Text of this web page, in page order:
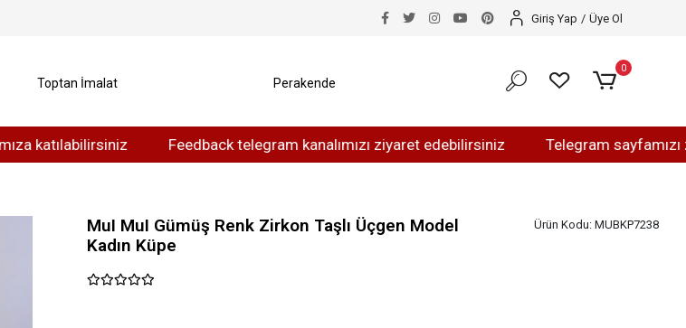
Feedback telegram kanalımızı ziyaret edebilirsiniz Telegram sayfamızı
Giriş Yap / Üye Ol
Toptan İmalat Perakende
0
MuI MuI Gümüş Renk Zirkon Taşlı Üçgen Model
Kadın Küpe
Ürün Kodu: MUBKP7238